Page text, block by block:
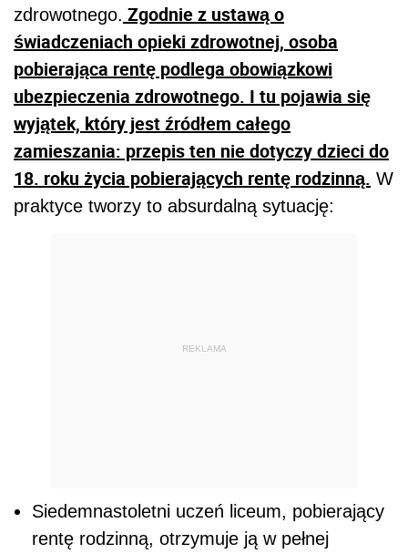
zdrowotnego. Zgodnie z ustawą o
świadczeniach opieki zdrowotnej, osoba
pobierająca rentę podlega obowiązkowi
ubezpieczenia zdrowotnego. I tu pojawia się
wyjątek, który jest źródłem całego
zamieszania: przepis ten nie dotyczy dzieci do
18. roku życia pobierających rentę rodzinną. W
praktyce tworzy to absurdalną sytuację:
REKLAMA
Siedemnastoletni uczeń liceum, pobierający
rentę rodzinną, otrzymuje ją w pełnej